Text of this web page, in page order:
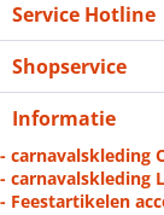
Service Hotline
Shopservice
Informatie
- carnavalskleding
- carnavalskleding
- Feestartikelen